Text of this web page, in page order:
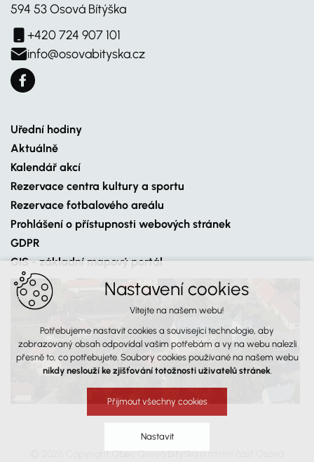
594 53 Osová Bítýška
+420 724 907 101
info@osovabityska.cz
Uřední hodiny
Aktuálně
Kalendář akcí
Rezervace centra kultury a sportu
Rezervace fotbalového areálu
Prohlášení o přístupnosti webových stránek
GDPR
GIS - základní mapový portál
© 2026 Copyright Obec Osová Bítýška a místní část Osová
Nastavení cookies
Vítejte na našem webu!
Potřebujeme nastavit cookies a související technologie, aby
zobrazovaný obsah odpovídal vašim potřebám a vy na webu nalezli
přesně to, co potřebujete. Soubory cookies používané na našem webu
nikdy neslouží ke zjišťování totožnosti uživatelů stránek.
Přijmout všechny cookies
Nastavit